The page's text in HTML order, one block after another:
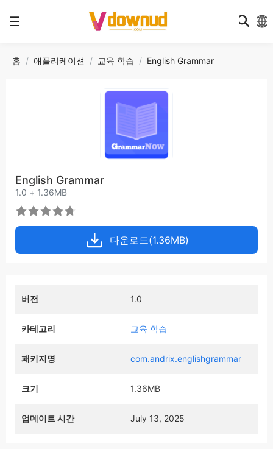
홈 애플리케이션 교육 학습 English Grammar
English Grammar
1.0 + 1.36MB
다운로드(1.36MB)
버전 1.0
카테고리 교육 학습
패키지명 com.andrix.englishgrammar
크기 1.36MB
업데이트 시간 July 13, 2025